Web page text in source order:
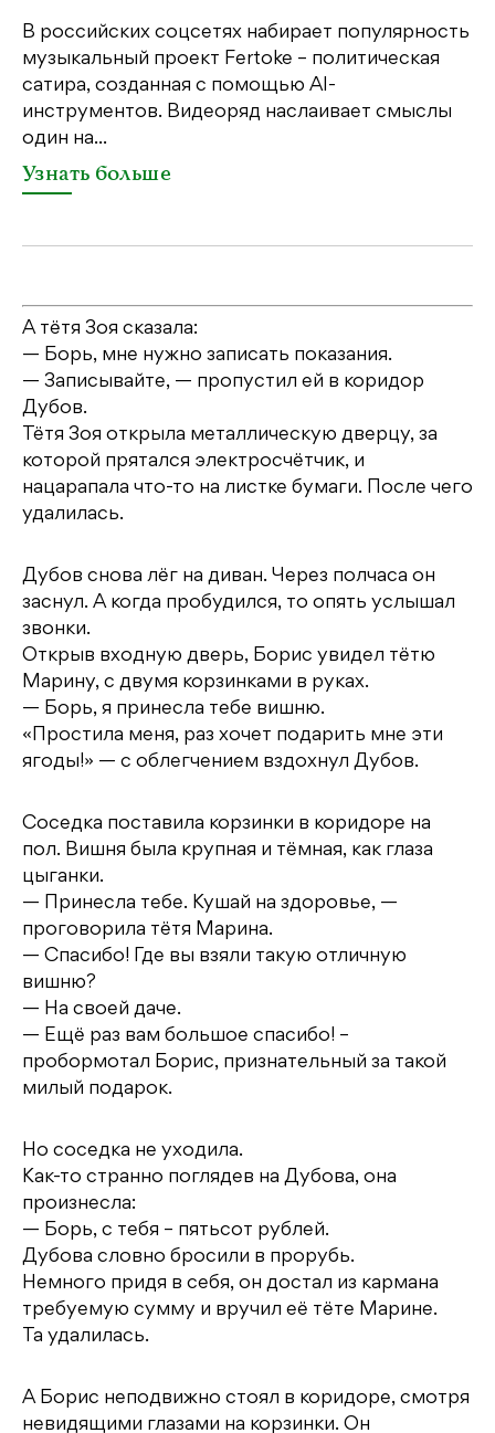
В российских соцсетях набирает популярность
музыкальный проект Fertoke – политическая
сатира, созданная с помощью AI-
инструментов. Видеоряд наслаивает смыслы
один на...
Узнать больше
А тётя Зоя сказала:
— Борь, мне нужно записать показания.
— Записывайте, — пропустил ей в коридор
Дубов.
Тётя Зоя открыла металлическую дверцу, за
которой прятался электросчётчик, и
нацарапала что-то на листке бумаги. После чего
удалилась.
Дубов снова лёг на диван. Через полчаса он
заснул. А когда пробудился, то опять услышал
звонки.
Открыв входную дверь, Борис увидел тётю
Марину, с двумя корзинками в руках.
— Борь, я принесла тебе вишню.
«Простила меня, раз хочет подарить мне эти
ягоды!» — с облегчением вздохнул Дубов.
Соседка поставила корзинки в коридоре на
пол. Вишня была крупная и тёмная, как глаза
цыганки.
— Принесла тебе. Кушай на здоровье, —
проговорила тётя Марина.
— Спасибо! Где вы взяли такую отличную
вишню?
— На своей даче.
— Ещё раз вам большое спасибо! –
пробормотал Борис, признательный за такой
милый подарок.
Но соседка не уходила.
Как-то странно поглядев на Дубова, она
произнесла:
— Борь, с тебя – пятьсот рублей.
Дубова словно бросили в прорубь.
Немного придя в себя, он достал из кармана
требуемую сумму и вручил её тёте Марине.
Та удалилась.
А Борис неподвижно стоял в коридоре, смотря
невидящими глазами на корзинки. Он